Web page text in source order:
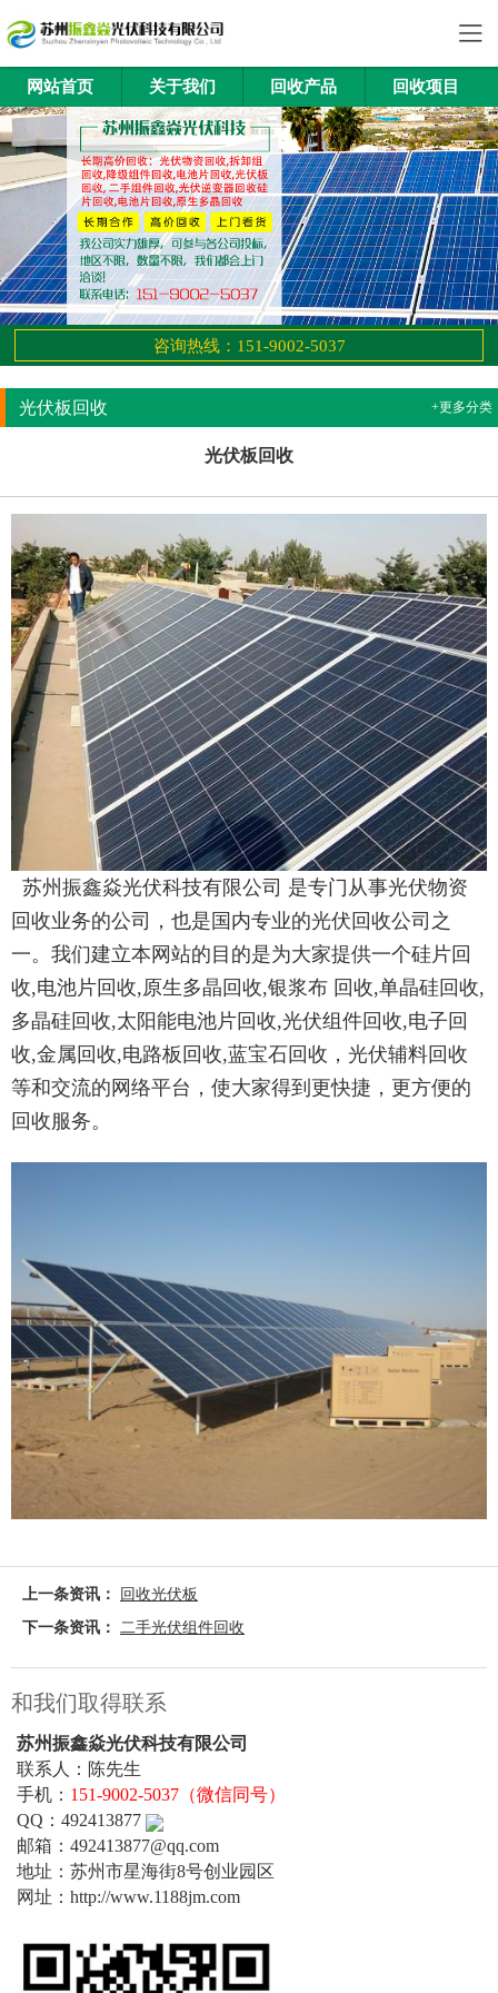
网站首页 关于我们 回收产品 回收项目
咨询热线：151-9002-5037
光伏板回收 +更多分类
光伏板回收
苏州振鑫焱光伏科技有限公司 是专门从事光伏物资
回收业务的公司，也是国内专业的光伏回收公司之
一。我们建立本网站的目的是为大家提供一个硅片回
收,电池片回收,原生多晶回收,银浆布 回收,单晶硅回收,
多晶硅回收,太阳能电池片回收,光伏组件回收,电子回
收,金属回收,电路板回收,蓝宝石回收，光伏辅料回收
等和交流的网络平台，使大家得到更快捷，更方便的
回收服务。
上一条资讯：
回收光伏板
下一条资讯： 二手光伏组件回收
和我们取得联系
苏州振鑫焱光伏科技有限公司
联系人：陈先生
手机： 151-9002-5037（微信同号）
QQ：492413877
邮箱：492413877@qq.com
地址：苏州市星海街8号创业园区
网址：http://www.1188jm.com